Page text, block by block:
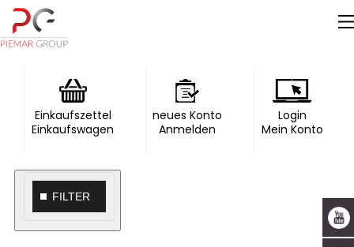
Einkaufszettel
Einkaufswagen
neues Konto
Anmelden
Login
Mein Konto
FILTER